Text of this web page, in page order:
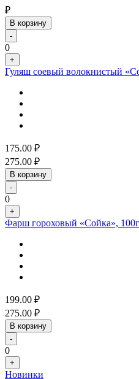
₽
В корзину
-
0
+
Гуляш соевый волокнистый
175.00 ₽
275.00 ₽
В корзину
-
0
+
Фарш гороховый «Сойка»,
199.00 ₽
275.00 ₽
В корзину
-
0
+
Новинки